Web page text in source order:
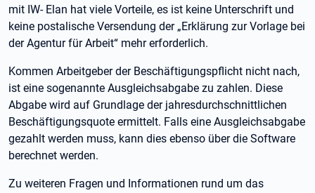
mit IW- Elan hat viele Vorteile, es ist keine Unterschrift und
keine postalische Versendung der „Erklärung zur Vorlage bei
der Agentur für Arbeit“ mehr erforderlich.
Kommen Arbeitgeber der Beschäftigungspflicht nicht nach,
ist eine sogenannte Ausgleichsabgabe zu zahlen. Diese
Abgabe wird auf Grundlage der jahresdurchschnittlichen
Beschäftigungsquote ermittelt. Falls eine Ausgleichsabgabe
gezahlt werden muss, kann dies ebenso über die Software
berechnet werden.
Zu weiteren Fragen und Informationen rund um das